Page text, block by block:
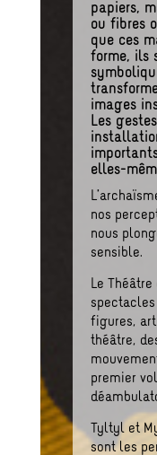
papiers,
ou fibres
que ces
forme, ils
images
Les
elles-
nos
nous
sensible.
Le
spectacles
figures,
théâtre,
premier
Tyltyl et
sont les